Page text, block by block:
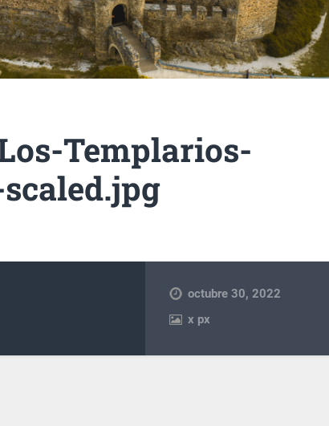
Templarios-
octubre 30, 2022
x px